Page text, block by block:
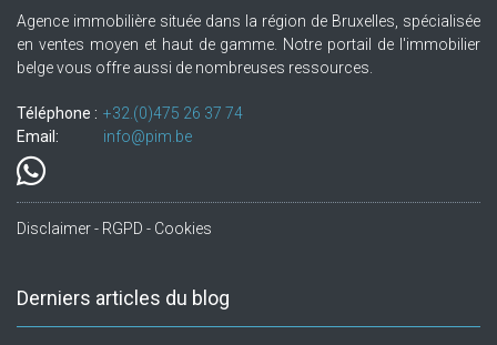
Agence immobilière située dans la région de Bruxelles, spécialisée
en ventes moyen et haut de gamme. Notre portail de l'immobilier
belge vous offre aussi de nombreuses ressources.
Téléphone : +32.(0)475 26 37 74
Email:
info@pim.be
Disclaimer - RGPD - Cookies
Derniers articles du blog